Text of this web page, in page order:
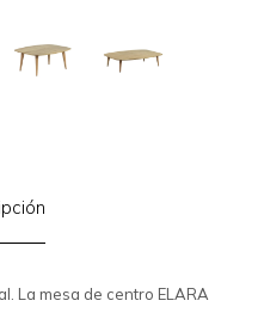
La mesa de centro ELARA